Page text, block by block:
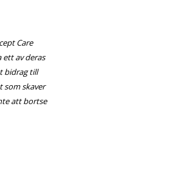
Care
ett av deras
bidrag till
som skaver
att bortse